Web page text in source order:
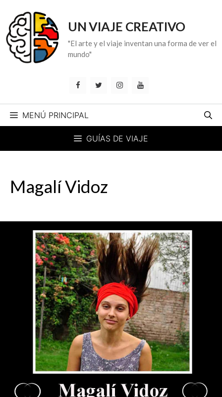
contenido
UN VIAJE CREATIVO
"El arte y el viaje inventan una forma de ver el
mundo"
MENÚ PRINCIPAL
GUÍAS DE VIAJE
Magalí Vidoz